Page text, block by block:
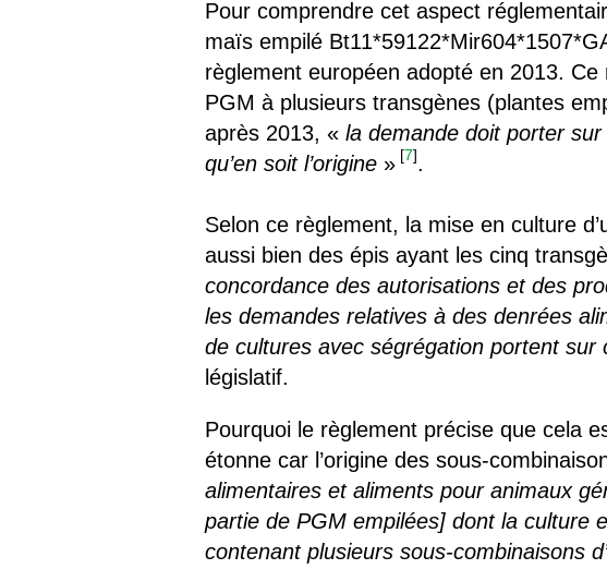
Pour comprendre cet aspect
maïs empilé
règlement européen adopté en 2013.
PGM à plusieurs transgènes (plantes
après 2013, «la demande doit porter
qu’en soit l’origine » [7].
Selon ce règlement, la mise en culture
aussi bien des épis ayant les cinq
concordance des autorisations et des
les demandes relatives à des denrées
de cultures avec ségrégation portent sur
législatif.
Pourquoi le règlement précise que cela
étonne car l’origine des sous-
alimentaires et aliments pour animaux
partie de PGM empilées] dont la culture
contenant plusieurs sous-combinaisons